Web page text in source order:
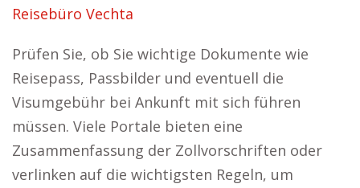
Reisebüro Vechta
Prüfen Sie, ob Sie wichtige Dokumente wie
Reisepass, Passbilder und eventuell die
Visumgebühr bei Ankunft mit sich führen
müssen. Viele Portale bieten eine
Zusammenfassung der Zollvorschriften oder
verlinken auf die wichtigsten Regeln, um